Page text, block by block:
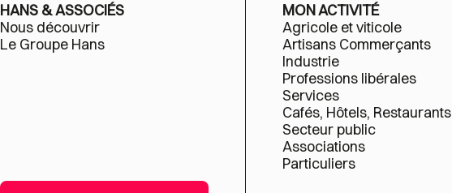
HANS & ASSOCIÉS
Nous découvrir
Le Groupe Hans
MON ACTIVITÉ
Agricole et viticole
Artisans Commerçants
Industrie
Professions libérales
Services
Cafés, Hôtels, Restaurants
Secteur public
Associations
Particuliers